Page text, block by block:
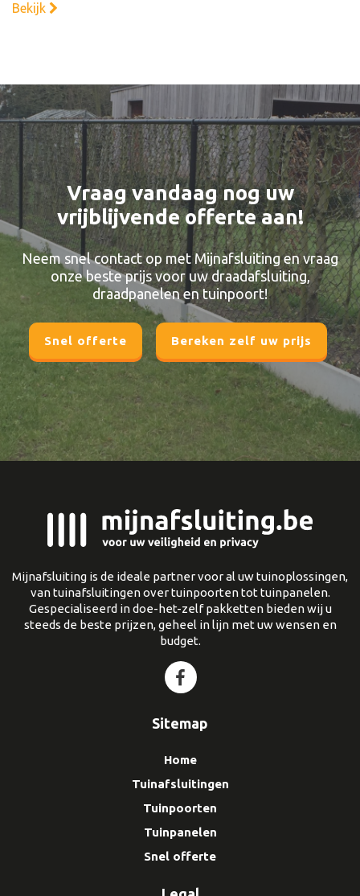
Bekijk
Vraag vandaag nog uw
vrijblijvende offerte aan!
Neem snel contact op met Mijnafsluiting en vraag
onze beste prijs voor uw draadafsluiting,
draadpanelen en tuinpoort!
Snel offerte Bereken zelf uw prijs
Mijnafsluiting is de ideale partner voor al uw tuinoplossingen,
van tuinafsluitingen over tuinpoorten tot tuinpanelen.
Gespecialiseerd in doe-het-zelf pakketten bieden wij u
steeds de beste prijzen, geheel in lijn met uw wensen en
budget.
Sitemap
Home
Tuinafsluitingen
Tuinpoorten
Tuinpanelen
Snel offerte